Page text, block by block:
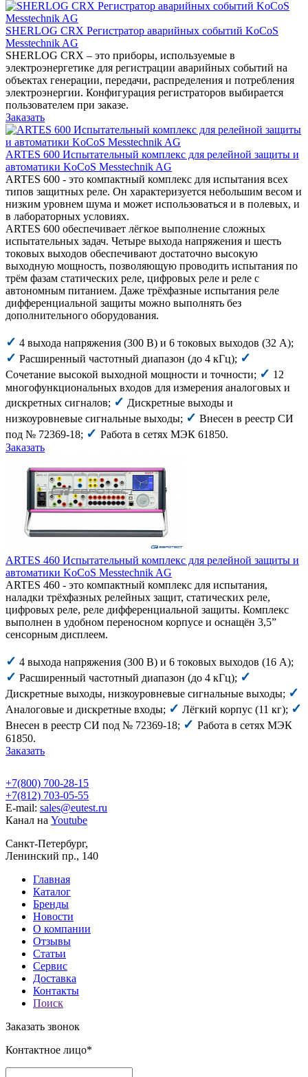
SHERLOG CRX Регистратор аварийных событий KoCoS
Messtechnik AG
SHERLOG CRX – это приборы, используемые в
электроэнергетике для регистрации аварийных событий на
объектах генерации, передачи, распределения и потребления
электроэнергии. Конфигурация регистраторов выбирается
пользователем при заказе.
Заказать
ARTES 600 Испытательный комплекс для релейной защиты и
автоматики KoCoS Messtechnik AG
ARTES 600 - это компактный комплекс для испытания всех
типов защитных реле. Он характеризуется небольшим весом и
низким уровнем шума и может использоваться и в полевых, и
в лабораторных условиях.
ARTES 600 обеспечивает лёгкое выполнение сложных
испытательных задач. Четыре выхода напряжения и шесть
токовых выходов обеспечивают достаточно высокую
выходную мощность, позволяющую проводить испытания по
трём фазам статических реле, цифровых реле и реле с
автономным питанием. Даже трёхфазные испытания реле
дифференциальной защиты можно выполнять без
дополнительного оборудования.
✓ 4 выхода напряжения (300 В) и 6 токовых выходов (32 А);
✓ Расширенный частотный диапазон (до 4 кГц); ✓
Сочетание высокой выходной мощности и точности; ✓ 12
многофункциональных входов для измерения аналоговых и
дискретных сигналов; ✓ Дискретные выходы и
низкоуровневые сигнальные выходы; ✓ Внесен в реестр СИ
под № 72369-18; ✓ Работа в сетях МЭК 61850.
Заказать
ARTES 460 Испытательный комплекс для релейной защиты и
автоматики KoCoS Messtechnik AG
ARTES 460 - это компактный комплекс для испытания,
наладки трёхфазных релейных защит, статических реле,
цифровых реле, реле дифференциальной защиты. Комплекс
выполнен в удобном переносном корпусе и оснащён 3,5”
сенсорным дисплеем.
✓ 4 выхода напряжения (300 В) и 6 токовых выходов (16 А);
✓ Расширенный частотный диапазон (до 4 кГц); ✓
Дискретные выходы, низкоуровневые сигнальные выходы; ✓
Аналоговые и дискретные входы; ✓ Лёгкий корпус (11 кг); ✓
Внесен в реестр СИ под № 72369-18; ✓ Работа в сетях МЭК
61850.
Заказать
+7(800) 700-28-15
+7(812) 703-05-55
E-mail: sales@eutest.ru
Канал на Youtube
Санкт-Петербург,
Ленинский пр., 140
Главная
Каталог
Бренды
Новости
О компании
Отзывы
Статьи
Сервис
Доставка
Контакты
Поиск
Заказать звонок
Контактное лицо*